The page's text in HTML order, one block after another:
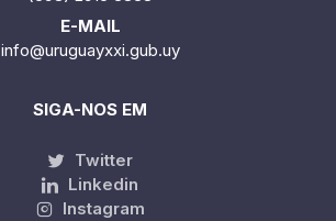
E-MAIL
info@uruguayxxi.gub.uy
SIGA-NOS EM
Twitter
Linkedin
Instagram